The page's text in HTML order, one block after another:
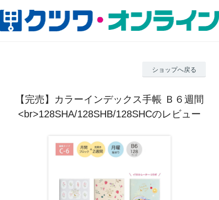
ショップへ戻る
【完売】カラーインデックス手帳 Ｂ６週間
<br>128SHA/128SHB/128SHCのレビュー